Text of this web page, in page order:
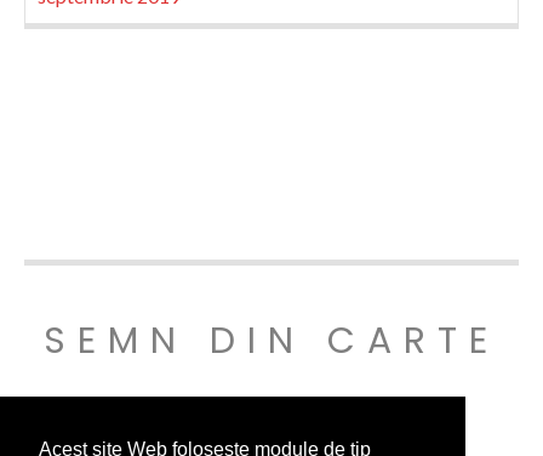
Acest site Web folosește module de tip
SEMN DIN CARTE